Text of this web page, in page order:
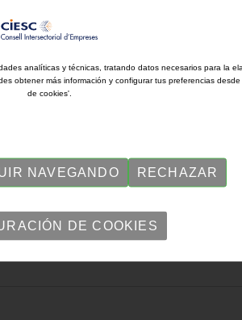
analíticas y técnicas, tratando datos necesarios para la
obtener más información y configurar tus preferencias desde
de cookies'.
NAVEGANDO RECHAZAR
DE COOKIES